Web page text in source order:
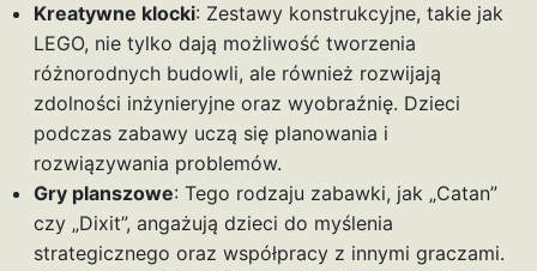
Kreatywne klocki: Zestawy konstrukcyjne, takie jak
LEGO, nie tylko dają możliwość tworzenia
różnorodnych budowli, ale również rozwijają
zdolności inżynieryjne oraz wyobraźnię. Dzieci
podczas zabawy uczą się planowania i
rozwiązywania problemów.
Gry planszowe: Tego rodzaju zabawki, jak „Catan”
czy „Dixit”, angażują dzieci do myślenia
strategicznego oraz współpracy z innymi graczami.